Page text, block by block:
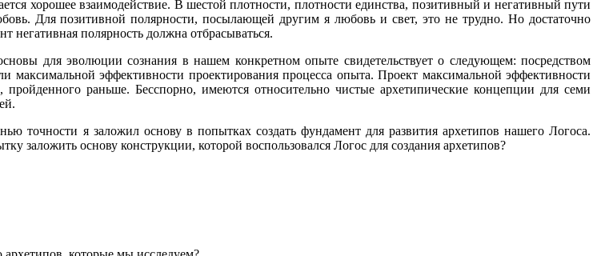
хорошее взаимодействие. В шестой плотности, плотности единства, позитивный и негативный пути
Для позитивной полярности, посылающей другим я любовь и свет, это не трудно. Но достаточно
негативная полярность должна отбрасываться.
для эволюции сознания в нашем конкретном опыте свидетельствует о следующем: посредством
эффективности проектирования процесса опыта. Проект максимальной эффективности
раньше. Бесспорно, имеются относительно чистые архетипические концепции для семи
точности я заложил основу в попытках создать фундамент для развития архетипов нашего Логоса.
основу конструкции, которой воспользовался Логос для создания архетипов?